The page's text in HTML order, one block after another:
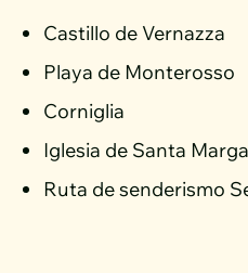
Castillo de Vernazza
Playa de Monterosso
Corniglia
Iglesia de Santa
Ruta de senderismo